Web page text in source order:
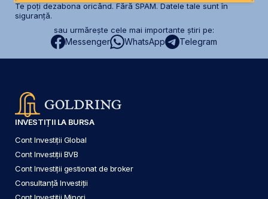
Te poți dezabona oricând. Fără SPAM. Datele tale sunt în
siguranță.
sau urmărește cele mai importante știri pe:
Messenger WhatsApp Telegram
INVESTIȚII LA BURSA
Cont Investiții Global
Cont Investiții BVB
Cont Investiții gestionat de broker
Consultanță Investiții
Cont Investiții Minori